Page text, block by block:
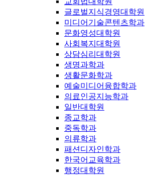
글로벌지식경영대학원
미디어기술콘텐츠학과
문화영성대학원
사회복지대학원
상담심리대학원
생명과학과
생활문화학과
예술미디어융합학과
의료인공지능학과
일반대학원
종교학과
중독학과
의류학과
패션디자인학과
한국어교육학과
행정대학원